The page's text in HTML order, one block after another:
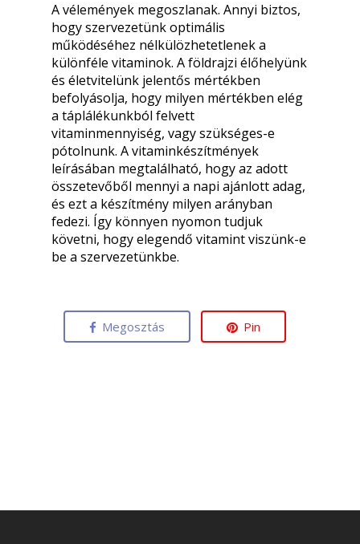
A vélemények megoszlanak. Annyi biztos,
hogy szervezetünk optimális
működéséhez nélkülözhetetlenek a
különféle vitaminok. A földrajzi élőhelyünk
és életvitelünk jelentős mértékben
befolyásolja, hogy milyen mértékben elég
a táplálékunkból felvett
vitaminmennyiség, vagy szükséges-e
pótolnunk. A vitaminkészítmények
leírásában megtalálható, hogy az adott
összetevőből mennyi a napi ajánlott adag,
és ezt a készítmény milyen arányban
fedezi. Így könnyen nyomon tudjuk
követni, hogy elegendő vitamint viszünk-e
be a szervezetünkbe.
Megosztás Pin